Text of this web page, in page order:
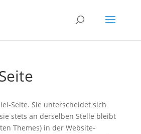
Seite. Sie unterscheidet sich
stets an derselben Stelle bleibt
Themes) in der Website-